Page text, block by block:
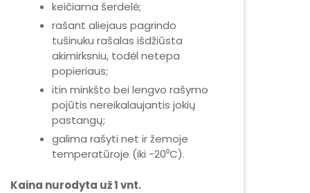
keičiama šerdelė;
rašant aliejaus pagrindo
tušinuku rašalas išdžiūsta
akimirksniu, todėl netepa
popieriaus;
itin minkšto bei lengvo rašymo
pojūtis nereikalaujantis jokių
pastangų;
galima rašyti net ir žemoje
temperatūroje (iki -20⁰C).
Kaina nurodyta už 1 vnt.